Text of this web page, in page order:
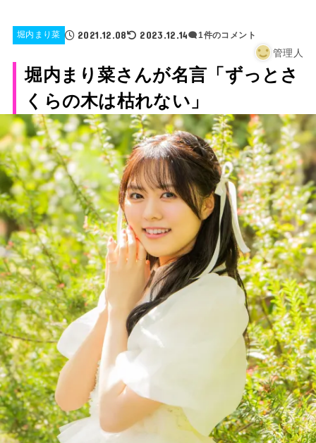
堀内まり菜 2021.12.08 2023.12.14 1件のコメント
管理人
堀内まり菜さんが名言「ずっとさ
くらの木は枯れない」